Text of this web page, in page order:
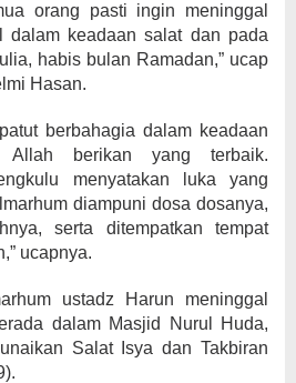
orang pasti ingin meninggal
dalam keadaan salat dan pada
habis bulan Ramadan,” ucap
Hasan.
berbahagia dalam keadaan
berikan yang terbaik.
menyatakan luka yang
diampuni dosa dosanya,
serta ditempatkan tempat
ucapnya.
ustadz Harun meninggal
dalam Masjid Nurul Huda,
Salat Isya dan Takbiran